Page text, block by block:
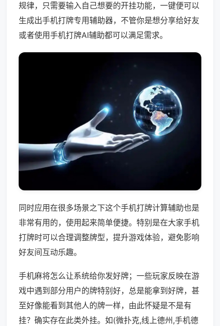
规律，只需要输入自己想要的开挂功能，一键便可以
生成出手机打牌专用辅助器，不管你是想分享给好友
或者使用手机打牌AI辅助都可以满足需求。
同时应用在很多场景之下这个手机打牌计算辅助也是
非常有用的，使用起来简单便捷。特别是在大家手机
打牌时可以合理调整牌型，提升游戏体验，避免影响
好友间互动乐趣。
手机麻将怎么让系统给你发好牌；一些玩家反映在游
戏中遇到部分用户的牌特别好，总是能拿到好牌，甚
至好像能看到其他人的牌一样，由此怀疑是不是有
挂？确实存在此类外挂。如(微扑克,线上德州,手机德